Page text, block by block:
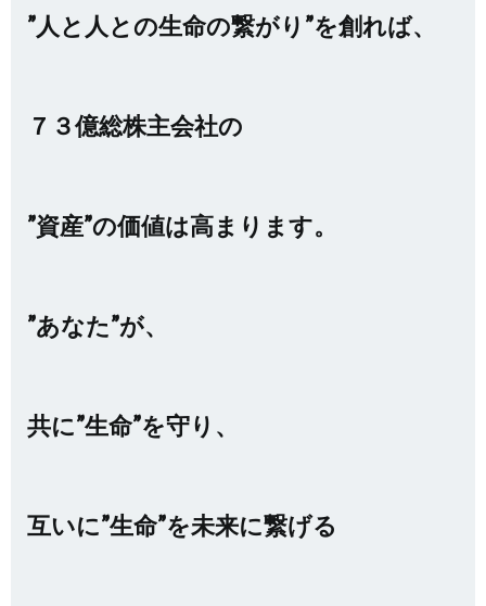
”人と人との生命の繋がり”を創れば、
７３億総株主会社の
”資産”の価値は高まります。
”あなた”が、
共に”生命”を守り、
互いに”生命”を未来に繋げる